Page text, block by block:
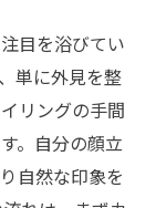
目を浴びてい
単に外見を整
リングの手間
。自分の顔立
自然な印象を